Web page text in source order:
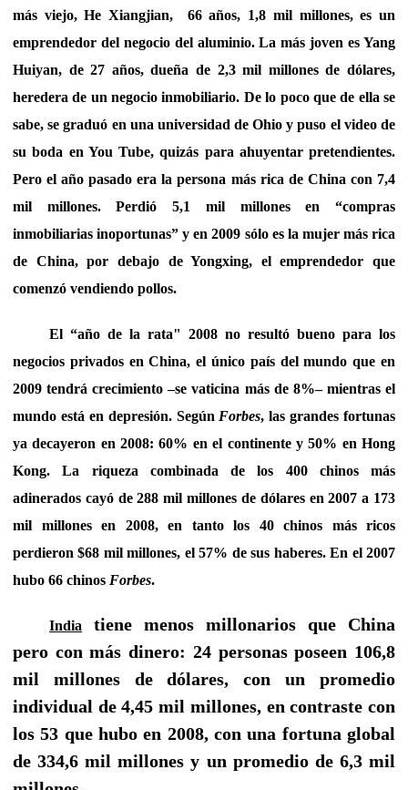
más viejo, He Xiangjian, 66 años, 1,8 mil millones, es un
emprendedor del negocio del aluminio. La más joven es Yang
Huiyan, de 27 años, dueña de 2,3 mil millones de dólares,
heredera de un negocio inmobiliario. De lo poco que de ella se
sabe, se graduó en una universidad de Ohio y puso el video de
su boda en You Tube, quizás para ahuyentar pretendientes.
Pero el año pasado era la persona más rica de China con 7,4
mil millones. Perdió 5,1 mil millones en “compras
inmobiliarias inoportunas” y en 2009 sólo es la mujer más rica
de China, por debajo de Yongxing, el emprendedor que
comenzó vendiendo pollos.
El “año de la rata" 2008 no resultó bueno para los
negocios privados en China, el único país del mundo que en
2009 tendrá crecimiento –se vaticina más de 8%– mientras el
mundo está en depresión. Según Forbes, las grandes fortunas
ya decayeron en 2008: 60% en el continente y 50% en Hong
Kong. La riqueza combinada de los 400 chinos más
adinerados cayó de 288 mil millones de dólares en 2007 a 173
mil millones en 2008, en tanto los 40 chinos más ricos
perdieron $68 mil millones, el 57% de sus haberes. En el 2007
hubo 66 chinos Forbes.
India
tiene menos millonarios que China
pero con más dinero: 24 personas poseen 106,8
mil millones de dólares, con un promedio
individual de 4,45 mil millones, en contraste con
los 53 que hubo en 2008, con una fortuna global
de 334,6 mil millones y un promedio de 6,3 mil